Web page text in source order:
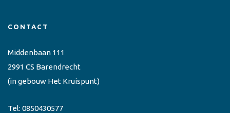
CONTACT
Middenbaan 111
2991 CS Barendrecht
(in gebouw Het Kruispunt)
Tel: 0850430577